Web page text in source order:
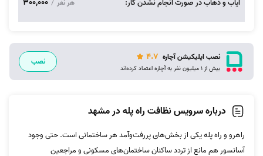
ایاب و ذهاب در صورت انجام نشدن کار: هر نفر /
300,000
نصب اپلیکیشن آچاره 4.7
بیش از 1 میلیون نفر به آچاره اعتماد کرده‌اند
نصب
درباره سرویس نظافت راه پله در مشهد
راهرو و راه پله یکی از بخش‌های پررفت‌وآمد هر ساختمانی است. حتی وجود
آسانسور هم مانع از تردد ساکنان ساختمان‌های مسکونی و مراجعین